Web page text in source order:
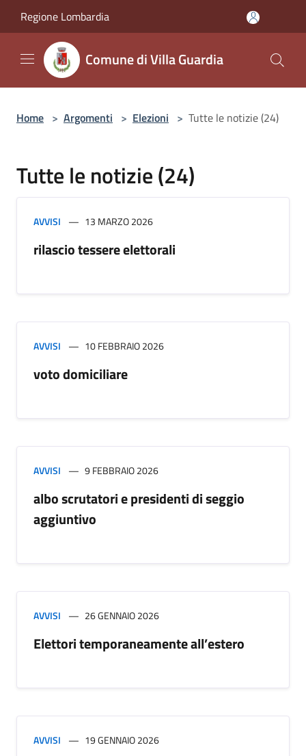
Regione Lombardia
Comune di Villa Guardia
Home > Argomenti > Elezioni > Tutte le notizie (24)
Tutte le notizie (24)
AVVISI 13 MARZO 2026
rilascio tessere elettorali
AVVISI 10 FEBBRAIO 2026
voto domiciliare
AVVISI 9 FEBBRAIO 2026
albo scrutatori e presidenti di seggio
aggiuntivo
AVVISI 26 GENNAIO 2026
Elettori temporaneamente all’estero
AVVISI 19 GENNAIO 2026